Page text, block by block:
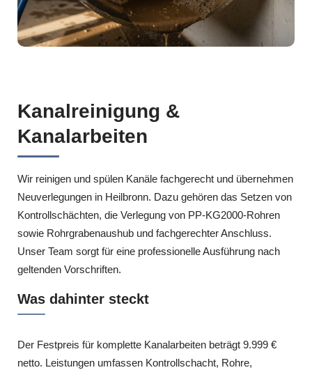
Kanalreinigung &
Kanalarbeiten
Wir reinigen und spülen Kanäle fachgerecht und übernehmen
Neuverlegungen in Heilbronn. Dazu gehören das Setzen von
Kontrollschächten, die Verlegung von PP-KG2000-Rohren
sowie Rohrgrabenaushub und fachgerechter Anschluss.
Unser Team sorgt für eine professionelle Ausführung nach
geltenden Vorschriften.
Was dahinter steckt
Der Festpreis für komplette Kanalarbeiten beträgt 9.999 €
netto. Leistungen umfassen Kontrollschacht, Rohre,